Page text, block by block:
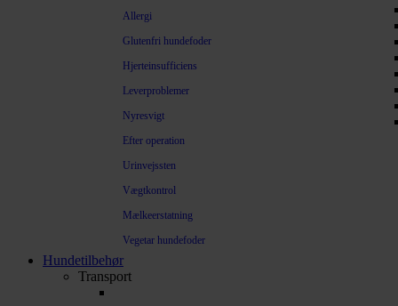
Allergi
Glutenfri hundefoder
Hjerteinsufficiens
Leverproblemer
Nyresvigt
Efter operation
Urinvejssten
Vægtkontrol
Mælkeerstatning
Vegetar hundefoder
Hundetilbehør
Transport